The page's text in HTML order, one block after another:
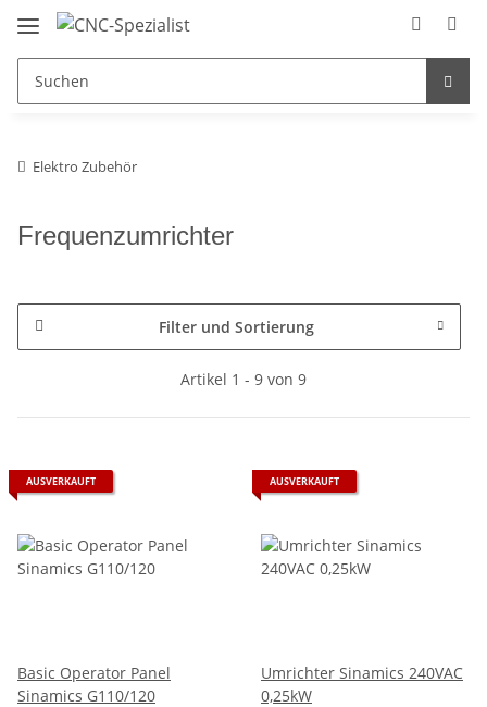
Elektro Zubehör
Frequenzumrichter
Filter und Sortierung
Artikel 1 - 9 von 9
AUSVERKAUFT
Basic Operator Panel
Sinamics G110/120
AUSVERKAUFT
Umrichter Sinamics 240VAC
0,25kW